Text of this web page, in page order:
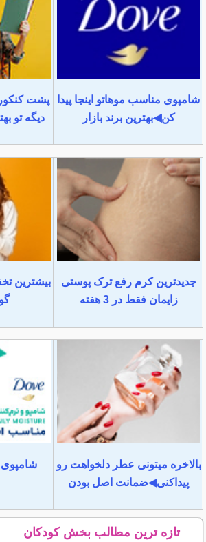
شامپوی مناسب موهاتو اینجا پیدا
کن◀بهترین برند بازار
پشت
دیگه تو
جدیدترین کرم رفع ترک پوستی
زایمان فقط در 3 هفته
بیشترین
بالاخره میتونی عطر دلخواهت رو
پیداکنی◀ضمانت اصل بودن
تازه ترین مطالب بخش کودکان